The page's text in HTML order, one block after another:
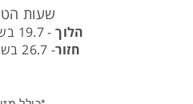
שעות
הלוך - 19.7 בשעה 10:00
חזור- 26.7 בשעה 13:30